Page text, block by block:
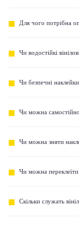
Для чого потрібна
Чи водостійкі
Чи безпечні
Чи можна самостійно
Чи можна зняти
Чи можна переклеїти
Скільки служать